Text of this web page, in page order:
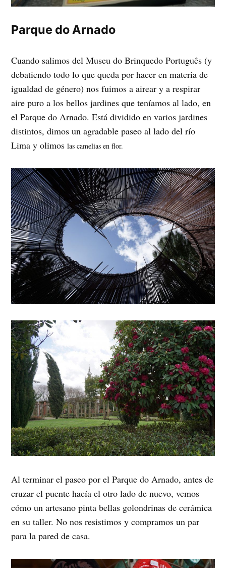
Parque do Arnado
Cuando salimos del Museu do Brinquedo Português (y
debatiendo todo lo que queda por hacer en materia de
igualdad de género) nos fuimos a airear y a respirar
aire puro a los bellos jardines que teníamos al lado, en
el Parque do Arnado. Está dividido en varios jardines
distintos, dimos un agradable paseo al lado del río
Lima y olimos las camelias en flor.
Al terminar el paseo por el Parque do Arnado, antes de
cruzar el puente hacía el otro lado de nuevo, vemos
cómo un artesano pinta bellas golondrinas de cerámica
en su taller. No nos resistimos y compramos un par
para la pared de casa.